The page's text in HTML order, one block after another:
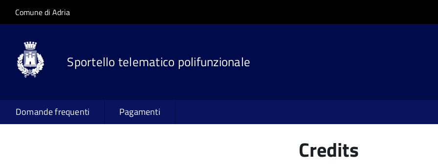
Salta al contenuto principale
Skip to site navigation
Comune di Adria
Sportello telematico polifunzionale
Domande frequenti Pagamenti
Credits